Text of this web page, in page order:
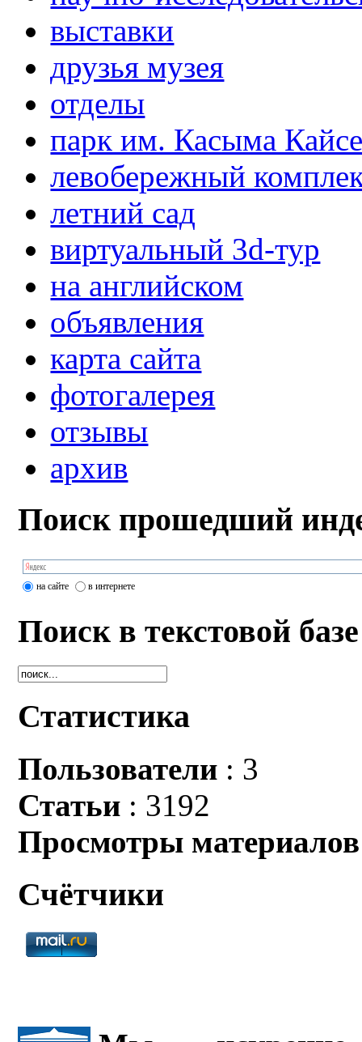
выставки
друзья музея
отделы
парк им. Касыма
левобережный
летний сад
виртуальный 3d-тур
на английском
объявления
карта сайта
фотогалерея
отзывы
архив
Поиск прошедший
на сайте в интернете
Поиск в текстовой базе
Статистика
Пользователи : 3
Статьи : 3192
Просмотры материалов
Счётчики